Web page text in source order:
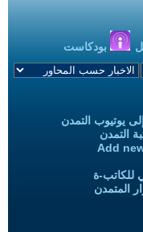
بودكاست
يوتيوب التمدن
التمدن
Add
للكاتب-ة
المتمدن